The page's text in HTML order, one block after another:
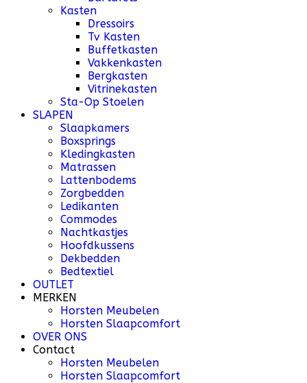
Kasten
Dressoirs
Tv Kasten
Buffetkasten
Vakkenkasten
Bergkasten
Vitrinekasten
Sta-Op Stoelen
SLAPEN
Slaapkamers
Boxsprings
Kledingkasten
Matrassen
Lattenbodems
Zorgbedden
Ledikanten
Commodes
Nachtkastjes
Hoofdkussens
Dekbedden
Bedtextiel
OUTLET
MERKEN
Horsten Meubelen
Horsten Slaapcomfort
OVER ONS
Contact
Horsten Meubelen
Horsten Slaapcomfort